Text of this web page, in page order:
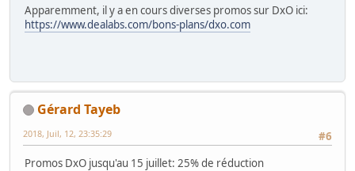
Apparemment, il y a en cours diverses promos sur DxO ici:
https://www.dealabs.com/bons-plans/dxo.com
Gérard Tayeb
#6
2018, Juil, 12, 23:35:29
Promos DxO jusqu'au 15 juillet: 25% de réduction